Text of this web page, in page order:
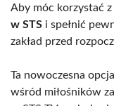
Aby móc korzystać z
w STS i spełnić
zakład przed
Ta nowoczesna
wśród miłośników